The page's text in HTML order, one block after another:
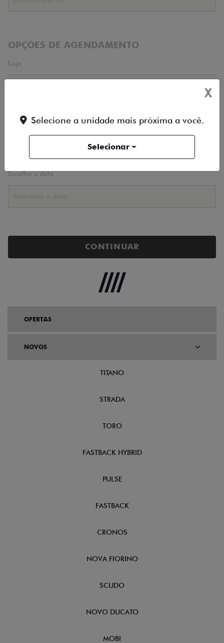
OPÇÕES DE AGENDAMENTO
Loja
Período
Escolha a data
CONTINUAR
OFERTAS
NOVOS
TITANO
STRADA
TORO
FASTBACK HYBRID
PULSE
FASTBACK
CRONOS
NOVA FIORINO
SCUDO
NOVO DUCATO
MOBI
X
Selecione a unidade mais próxima a você.
Selecionar